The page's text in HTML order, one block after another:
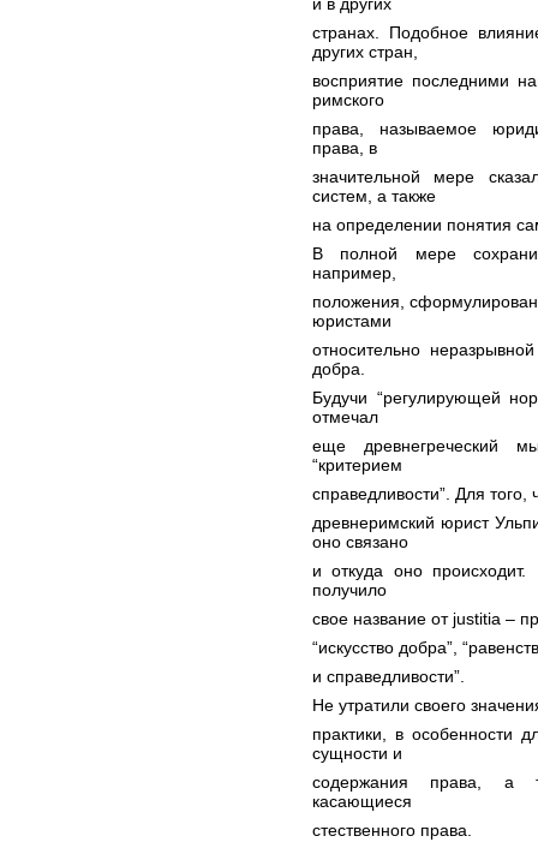
странах. Подобное
других стран,
восприятие последними
римского
права, называемое
права, в
значительной мере
систем, а также
на определении понятия
В полной мере
например,
положения,
юристами
относительно
добра.
Будучи “регулирующей
отмечал
еще древнегреческий
“критерием
справедливости”. Для того,
древнеримский юрист
оно связано
и откуда оно
получило
свое название от justitia –
“искусство добра”,
и справедливости”.
Не утратили своего
практики, в особенности
сущности и
содержания права, а
касающиеся
стественного права.